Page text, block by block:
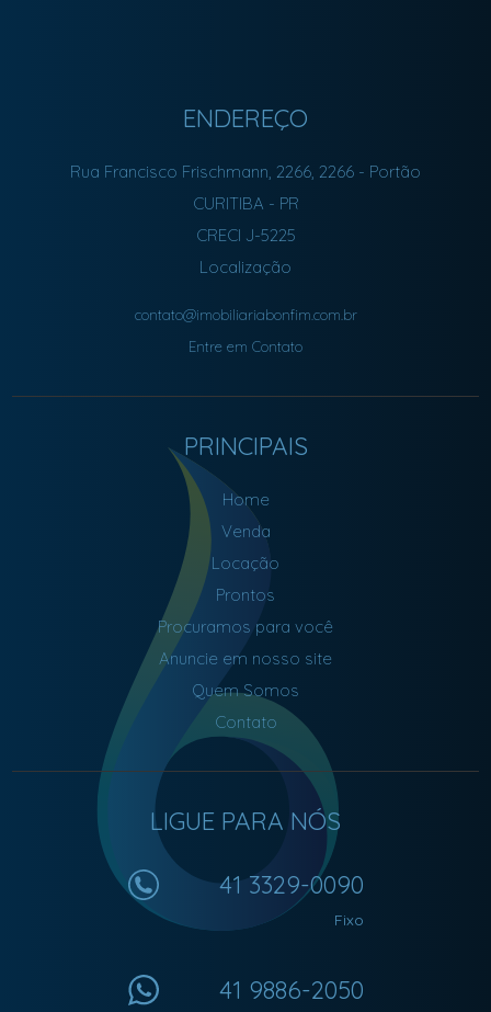
ENDEREÇO
Rua Francisco Frischmann, 2266, 2266 - Portão
CURITIBA - PR
CRECI J-5225
Localização
contato@imobiliariabonfim.com.br
Entre em Contato
PRINCIPAIS
Home
Venda
Locação
Prontos
Procuramos para você
Anuncie em nosso site
Quem Somos
Contato
LIGUE PARA NÓS
41 3329-0090
Fixo
41 9886-2050